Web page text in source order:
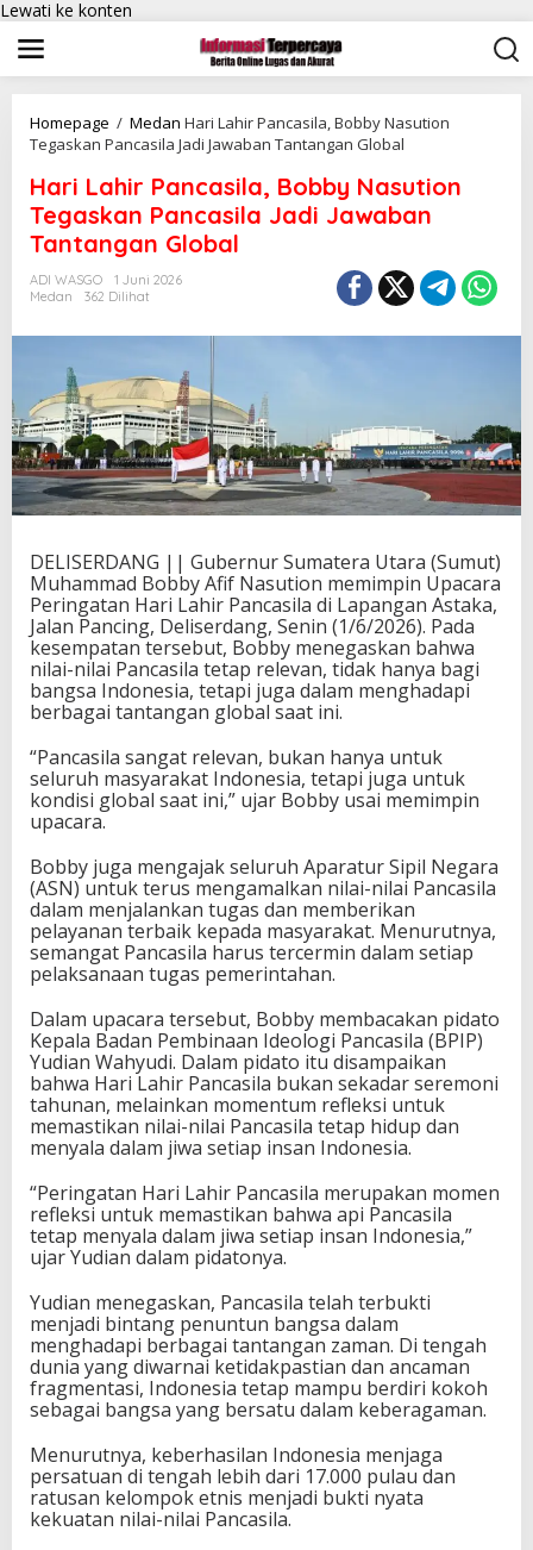
Lewati ke konten
Homepage / Medan Hari Lahir Pancasila, Bobby Nasution
Tegaskan Pancasila Jadi Jawaban Tantangan Global
Hari Lahir Pancasila, Bobby Nasution
Tegaskan Pancasila Jadi Jawaban
Tantangan Global
ADI WASGO
1 Juni 2026
Medan
362 Dilihat
DELISERDANG || Gubernur Sumatera Utara (Sumut)
Muhammad Bobby Afif Nasution memimpin Upacara
Peringatan Hari Lahir Pancasila di Lapangan Astaka,
Jalan Pancing, Deliserdang, Senin (1/6/2026). Pada
kesempatan tersebut, Bobby menegaskan bahwa
nilai-nilai Pancasila tetap relevan, tidak hanya bagi
bangsa Indonesia, tetapi juga dalam menghadapi
berbagai tantangan global saat ini.
“Pancasila sangat relevan, bukan hanya untuk
seluruh masyarakat Indonesia, tetapi juga untuk
kondisi global saat ini,” ujar Bobby usai memimpin
upacara.
Bobby juga mengajak seluruh Aparatur Sipil Negara
(ASN) untuk terus mengamalkan nilai-nilai Pancasila
dalam menjalankan tugas dan memberikan
pelayanan terbaik kepada masyarakat. Menurutnya,
semangat Pancasila harus tercermin dalam setiap
pelaksanaan tugas pemerintahan.
Dalam upacara tersebut, Bobby membacakan pidato
Kepala Badan Pembinaan Ideologi Pancasila (BPIP)
Yudian Wahyudi. Dalam pidato itu disampaikan
bahwa Hari Lahir Pancasila bukan sekadar seremoni
tahunan, melainkan momentum refleksi untuk
memastikan nilai-nilai Pancasila tetap hidup dan
menyala dalam jiwa setiap insan Indonesia.
“Peringatan Hari Lahir Pancasila merupakan momen
refleksi untuk memastikan bahwa api Pancasila
tetap menyala dalam jiwa setiap insan Indonesia,”
ujar Yudian dalam pidatonya.
Yudian menegaskan, Pancasila telah terbukti
menjadi bintang penuntun bangsa dalam
menghadapi berbagai tantangan zaman. Di tengah
dunia yang diwarnai ketidakpastian dan ancaman
fragmentasi, Indonesia tetap mampu berdiri kokoh
sebagai bangsa yang bersatu dalam keberagaman.
Menurutnya, keberhasilan Indonesia menjaga
persatuan di tengah lebih dari 17.000 pulau dan
ratusan kelompok etnis menjadi bukti nyata
kekuatan nilai-nilai Pancasila.